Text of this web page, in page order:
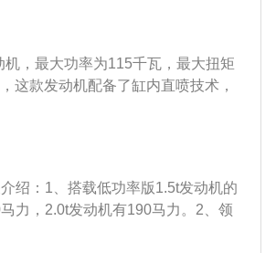
地力的提高，汽车的操控性和乘坐
很大的风险。一旦出现了错误，很
，最大功率为115千瓦，最大扭矩
这款发动机配备了缸内直喷技术，
箱。以下是发动机的分类和发动
，锈迹和水垢会限制冷却液的冷却
热，甚至造成发动机损坏；定期更
过程中油质都会发生变化，避免故
绍：1、搭载低功率版1.5t发动机的
力，2.0t发动机有190马力。2、领
牛米最大扭矩，最大功率转速为